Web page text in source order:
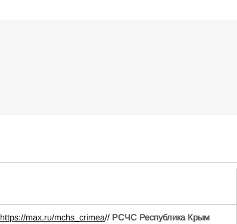
https://max.ru/mchs_crimea// РСЧС Республика Крым